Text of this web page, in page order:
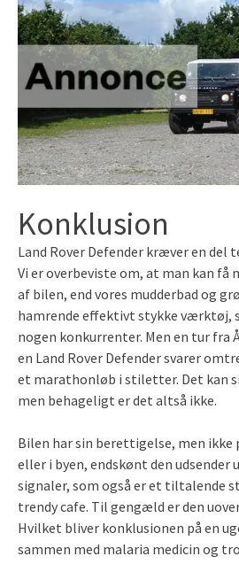
Konklusion
Land Rover Defender kræver en
Vi er overbeviste om, at man kan få
af bilen, end vores mudderbad og
hamrende effektivt stykke værktøj,
nogen konkurrenter. Men en tur fra
en Land Rover Defender svarer
et marathonløb i stiletter. Det kan
men behageligt er det altså ikke.
Bilen har sin berettigelse, men ikke
eller i byen, endskønt den udsender
signaler, som også er et tiltalende
trendy cafe. Til gengæld er den
Hvilket bliver konklusionen på en
sammen med malaria medicin og